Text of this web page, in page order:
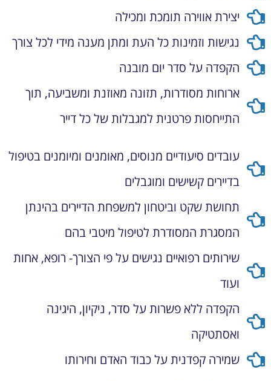
יצירת אווירה תומכת ומכילה
נגישות וזמינות כל העת ומתן מענה מידי לכל צורך
הקפדה על סדר יום מובנה
ארוחות מסודרות, תזונה מאוזנת ומשביעה, תוך
התייחסות פרטנית למגבלות של כל דייר
עובדים סיעודיים מנוסים, מאומנים ומיומנים בטיפול
בדיירים קשישים ומוגבלים
תחושת שקט וביטחון למשפחת הדיירים בהינתן
המסגרת המסודרת לטיפול מיטבי בהם
שירותים רפואיים נגישים על פי הצורך- רופא, אחות
ועוד
הקפדה ללא פשרות על סדר, ניקיון, היגינה
ואסתטיקה
שמירה קפדנית על כבוד האדם וחירותו